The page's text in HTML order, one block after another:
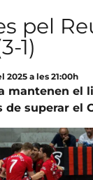
pel
1)
2025 a les 21:00h
mantenen el
de superar el